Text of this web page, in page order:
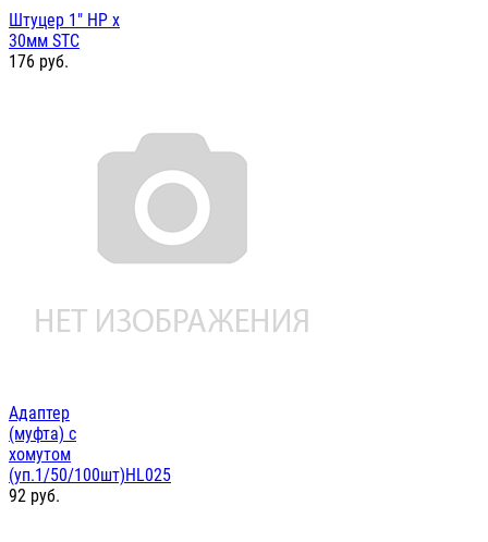
Штуцер 1" НР х
30мм STC
176 руб.
Адаптер
(муфта) с
хомутом
(уп.1/50/100шт)HL025
92 руб.